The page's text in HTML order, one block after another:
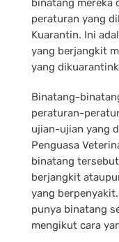
binatang mereka
peraturan yang
Kuarantin. Ini
yang berjangkit
yang
Binatang-
peraturan-
ujian-ujian yang
Penguasa
binatang
berjangkit
yang
punya binatang
mengikut cara